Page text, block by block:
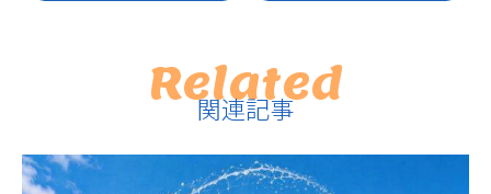
Related
関連記事